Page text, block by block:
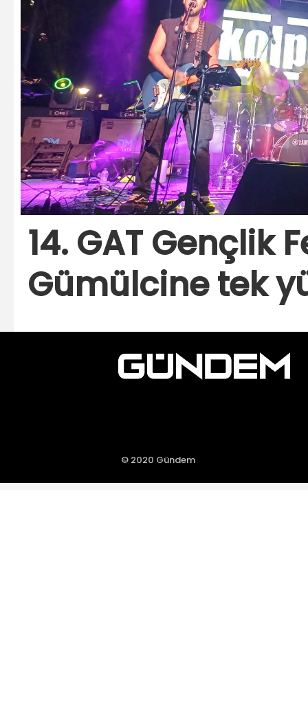
14. GAT Gençlik
Gümülcine tek
© 2020 Gündem